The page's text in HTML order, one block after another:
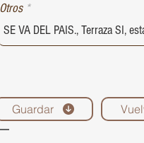
Otros
Guardar